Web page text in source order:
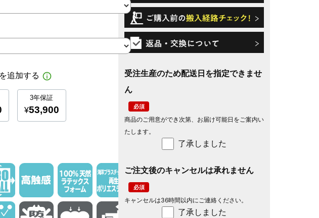
受注生産のため配送日を指定できませ
ん
了承しました
商品のご用意ができ次第、お届け可能日をご案内い
たします。
ご注文後のキャンセルは承れません
了承しました
キャンセルは36時間以内にご連絡ください。